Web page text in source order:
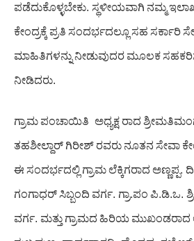
ಪಡೆದುಕೊಳ್ಳಬೇಕು. ಸ್ಥಳೀಯವಾಗಿ ನಮ್ಮ
ಕೇಂದ್ರಕ್ಕೆ ಪ್ರತಿ ಸಂದರ್ಭದಲ್ಲೂ ಸಹ ಸರ್ಕಾರಿ
ಮಾಹಿತಿಗಳನ್ನುನೀಡುವುದರ ಮೂಲಕ
ನೀಡಿದರು.
ಗ್ರಾಮ ಪಂಚಾಯಿತಿ ಅಧ್ಯಕ್ಷ ರಾದ
ತಹಶೀಲ್ದಾರ್ ಗಿರೀಶ್ ರವರುನೂತನ ಸೇವಾ
ಈಸಂದರ್ಭದಲ್ಲಿ ಗ್ರಾಮಲೆಕ್ಕಿಗರಾದ ಅಣ್ಣಪ್ಪ.
ಗಂಗಾಧರ್ಸಿಬ್ಬಂದಿ ವರ್ಗ. ಗ್ರಾ.ಪಂ ಪಿ.ಡಿ.ಒ.
ವರ್ಗ. ಮತ್ತು ಗ್ರಾಮದ ಹಿರಿಯ ಮುಖಂಡರಾದ